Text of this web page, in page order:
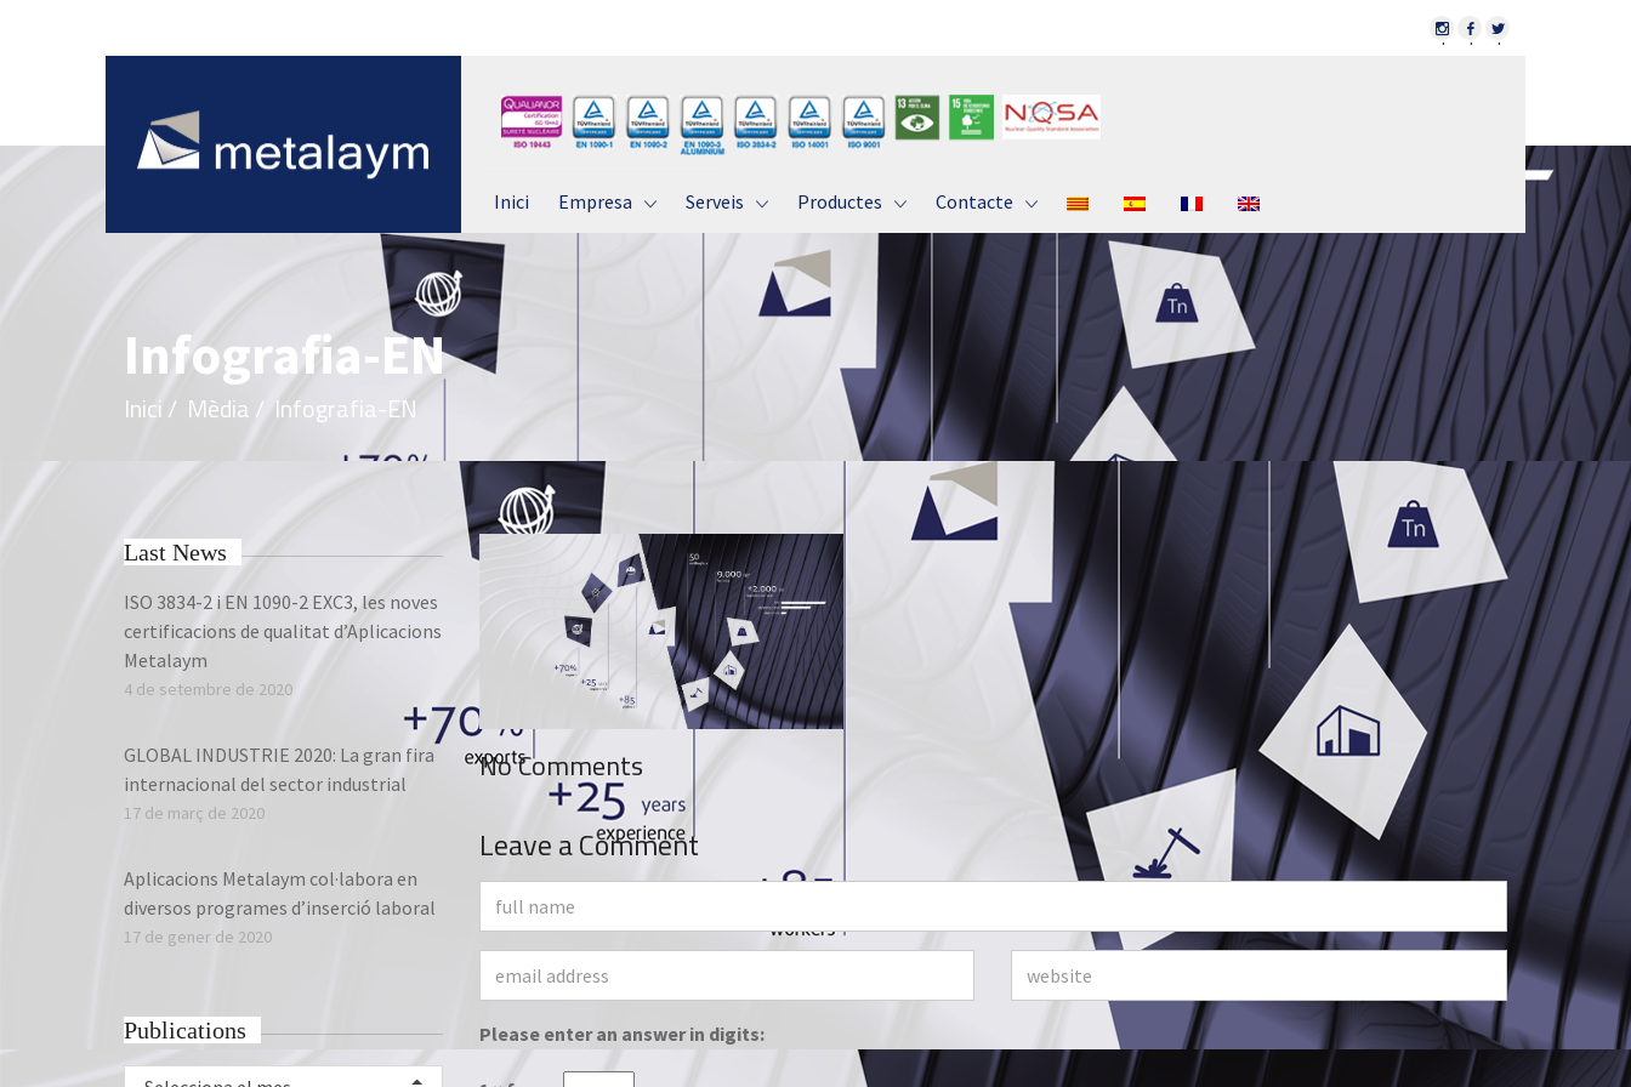
· · ·
Inici Empresa Serveis Productes Contacte
Infografia-EN
Inici/ Mèdia/ Infografia-EN
No Comments
Leave a Comment
Please enter an answer in digits:
Last News
ISO 3834-2 i EN 1090-2 EXC3, les noves
certificacions de qualitat d’Aplicacions
Metalaym
4 de setembre de 2020
GLOBAL INDUSTRIE 2020: La gran fira
internacional del sector industrial
17 de març de 2020
Aplicacions Metalaym col·labora en
diversos programes d’inserció laboral
17 de gener de 2020
Publications